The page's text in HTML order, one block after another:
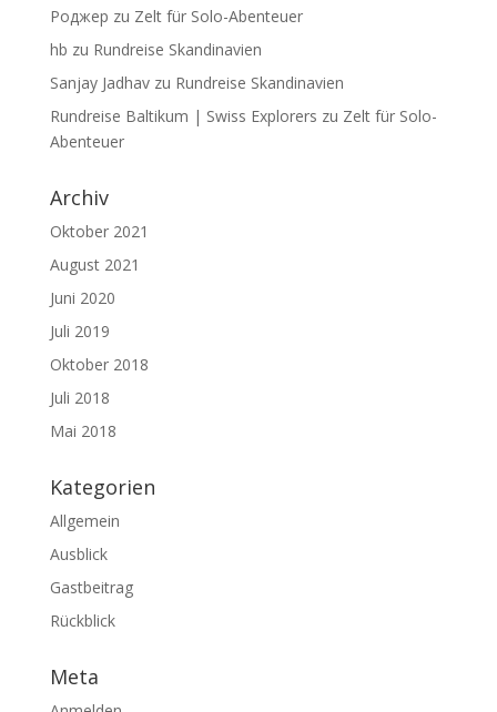
Роджер zu Zelt für Solo-Abenteuer
hb zu Rundreise Skandinavien
Sanjay Jadhavzu Rundreise Skandinavien
Rundreise Baltikum | Swiss Explorers zu Zelt für Solo-
Abenteuer
Archiv
Oktober 2021
August 2021
Juni 2020
Juli 2019
Oktober 2018
Juli 2018
Mai 2018
Kategorien
Allgemein
Ausblick
Gastbeitrag
Rückblick
Meta